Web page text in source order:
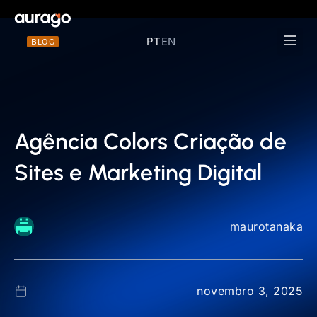
BLOG PTEN
Agência Colors Criação de
Sites e Marketing Digital
maurotanaka
novembro 3, 2025